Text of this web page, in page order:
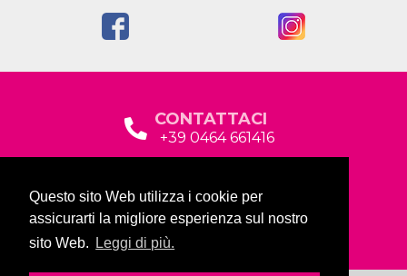
Questo sito Web utilizza i cookie per
assicurarti la migliore esperienza sul nostro
sito Web.
Leggi di più.
CONTATTACI
+39 0464 661416
Via Baltera, 19
38066 Riva del Garda (TN)